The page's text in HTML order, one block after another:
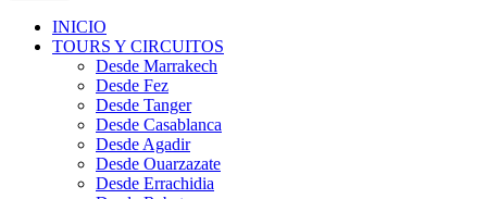
INICIO
TOURS Y CIRCUITOS
Desde Marrakech
Desde Fez
Desde Tanger
Desde Casablanca
Desde Agadir
Desde Ouarzazate
Desde Errachidia